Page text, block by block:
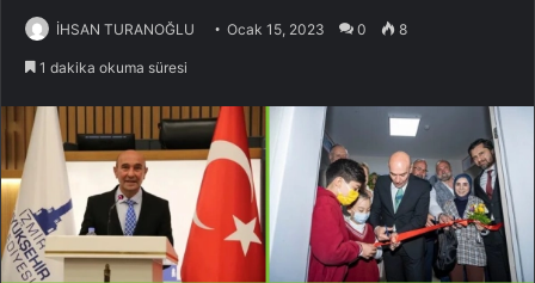
İHSAN TURANOĞLU Ocak 15, 2023 0 8
1 dakika okuma süresi